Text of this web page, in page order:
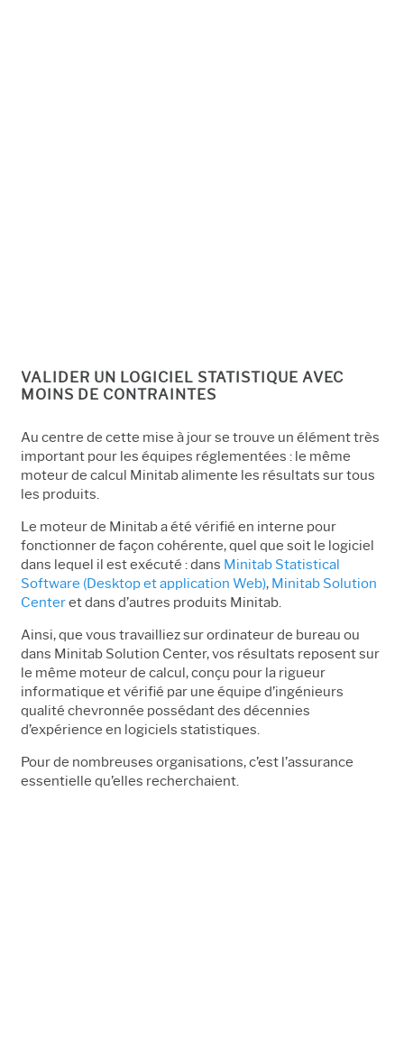
VALIDER UN LOGICIEL STATISTIQUE AVEC
MOINS DE CONTRAINTES
Au centre de cette mise à jour se trouve un élément très
important pour les équipes réglementées : le même
moteur de calcul Minitab alimente les résultats sur tous
les produits.
Le moteur de Minitab a été vérifié en interne pour
fonctionner de façon cohérente, quel que soit le logiciel
dans lequel il est exécuté : dans Minitab Statistical
Software (Desktop et application Web), Minitab Solution
Centeret dans d’autres produits Minitab.
Ainsi, que vous travailliez sur ordinateur de bureau ou
dans Minitab Solution Center, vos résultats reposent sur
le même moteur de calcul, conçu pour la rigueur
informatique et vérifié par une équipe d’ingénieurs
qualité chevronnée possédant des décennies
d’expérience en logiciels statistiques.
Pour de nombreuses organisations, c’est l’assurance
essentielle qu’elles recherchaient.